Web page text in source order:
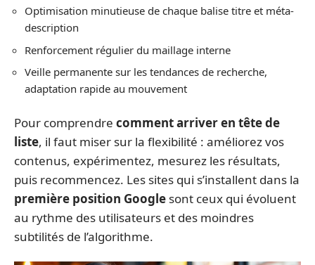
Optimisation minutieuse de chaque balise titre et méta-
description
Renforcement régulier du maillage interne
Veille permanente sur les tendances de recherche,
adaptation rapide au mouvement
Pour comprendre comment arriver en tête de
liste, il faut miser sur la flexibilité : améliorez vos
contenus, expérimentez, mesurez les résultats,
puis recommencez. Les sites qui s’installent dans la
première position Google sont ceux qui évoluent
au rythme des utilisateurs et des moindres
subtilités de l’algorithme.